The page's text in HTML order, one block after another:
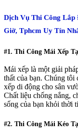
Dịch Vụ Thi Công
Giờ, Tphcm Uy Tín
#1. Thi Công Mái Xếp
Mái xếp là một giải
thất của bạn. Chúng tôi
xếp di động cho sân
Chất liệu chống nắng,
sống của bạn khỏi thời
#2. Thi Công Mái Kéo